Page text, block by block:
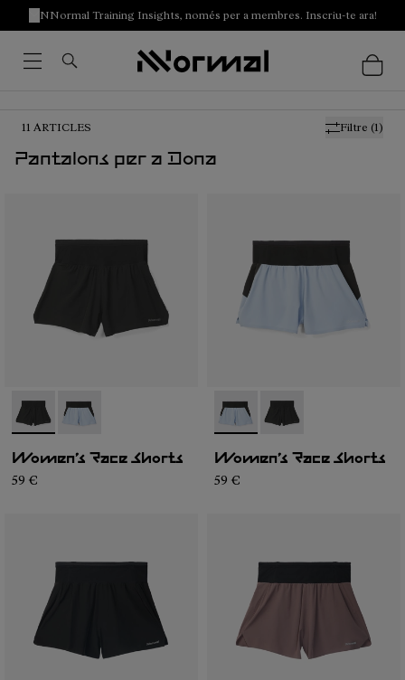
NNormal Training Insights, només per a membres. Inscriu-te ara!
Filtre (1)
11 ARTICLES
Pantalons per a Dona
- N1CWRS1-001- N1CWRS1-002
Women’s Race Shorts
59 €
- N1CWRS1-002- N1CWRS1-001
Women’s Race Shorts
59 €